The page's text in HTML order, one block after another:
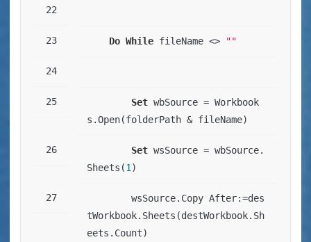
Do While fileName <> ""
Set wbSource = Workbook
s.Open(folderPath & fileName)
Set wsSource = wbSource.
Sheets(1 )
        wsSource.Copy After:=des
tWorkbook.Sheets(destWorkbook.Sh
eets.Count)